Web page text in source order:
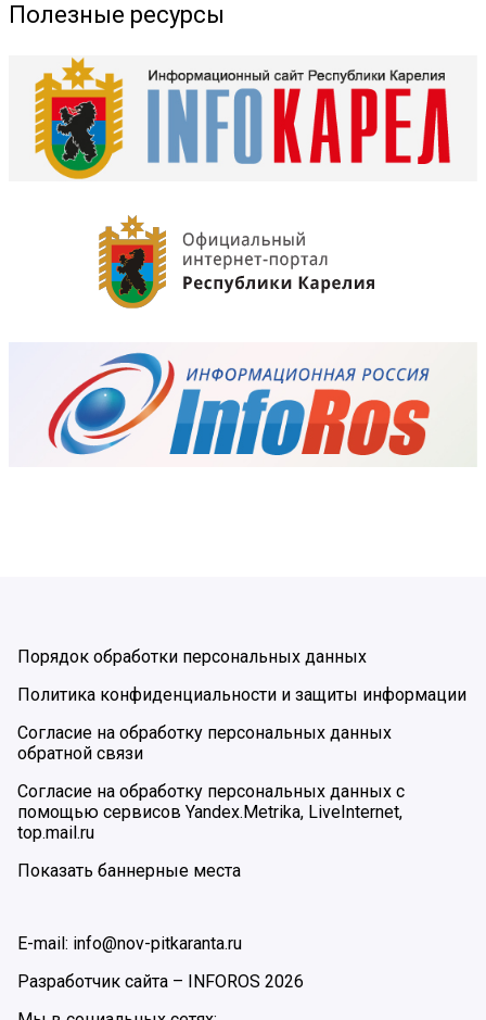
Полезные ресурсы
Порядок обработки персональных данных
Политика конфиденциальности и защиты информации
Согласие на обработку персональных данных
обратной связи
Согласие на обработку персональных данных с
помощью сервисов Yandex.Metrika, LiveInternet,
top.mail.ru
Показать баннерные места
E-mail: info@nov-pitkaranta.ru
Разработчик сайта –
INFOROS 2026